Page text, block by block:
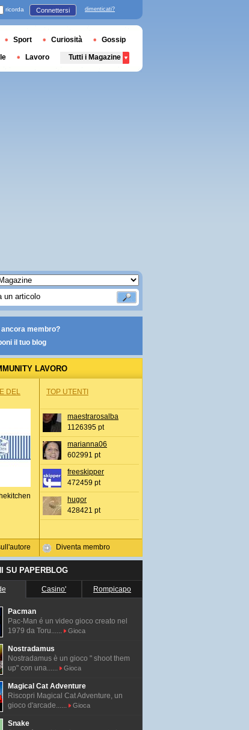
ancora membro?
il tuo blog
LAVORO
DEL
TOP UTENTI
maestrarosalba
1126395 pt
marianna06
602991 pt
freeskipper
472459 pt
hugor
428421 pt
Diventa membro
SU PAPERBLOG
Casino' Rompicapo
Pacman
Pac-Man é un video gioco creato nel
1979 da Toru......
Gioca
Nostradamus
Nostradamus è un gioco " shoot them
up" con una......
Gioca
Magical Cat Adventure
Riscopri Magical Cat Adventure, un
gioco d'arcade......
Gioca
Snake
ricorda Connettersi dimenticati?
Sport Curiosità Gossip
Lavoro Tutti i Magazine